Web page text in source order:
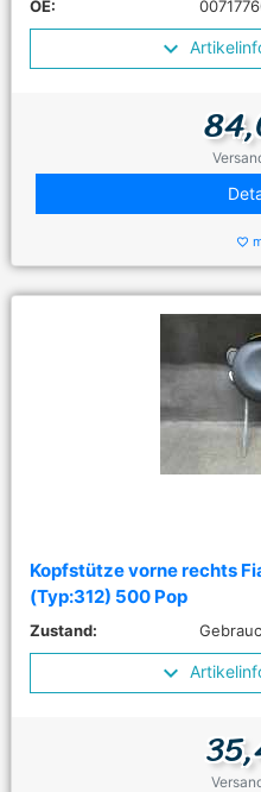
OE:
favorite_border
Kopfstütze vorne rechts
(Typ:312) 500 Pop
Zustand: